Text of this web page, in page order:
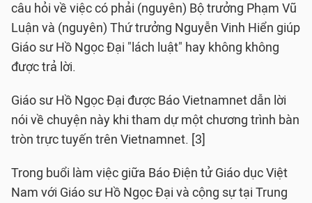
câu hỏi về việc có phải (nguyên) Bộ trưởng Phạm Vũ
Luận và (nguyên) Thứ trưởng Nguyễn Vinh Hiển giúp
Giáo sư Hồ Ngọc Đại "lách luật" hay không không
được trả lời.
Giáo sư Hồ Ngọc Đại được Báo Vietnamnet dẫn lời
nói về chuyện này khi tham dự một chương trình bàn
tròn trực tuyến trên Vietnamnet. [3]
Trong buổi làm việc giữa Báo Điện tử Giáo dục Việt
Nam với Giáo sư Hồ Ngọc Đại và cộng sự tại Trung